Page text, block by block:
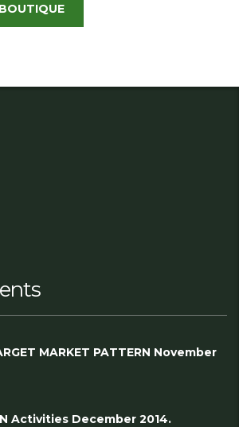
MARKET PATTERN November
Activities December 2014.